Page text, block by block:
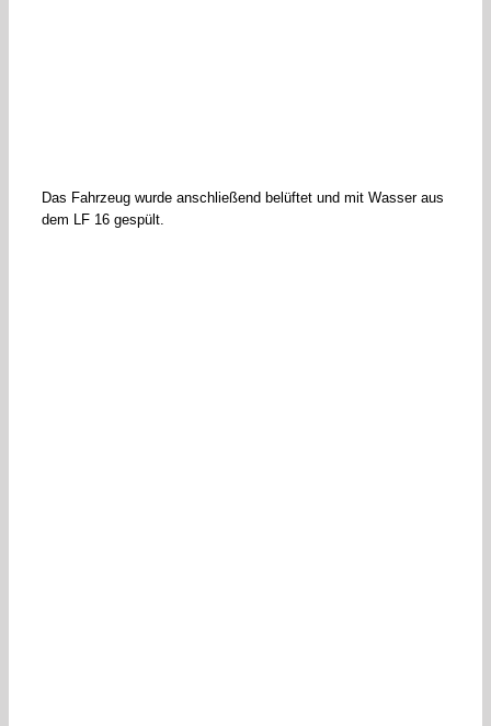
Das Fahrzeug wurde anschließend belüftet und mit Wasser aus
dem LF 16 gespült.